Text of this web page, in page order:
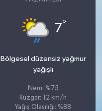
7°
Bölgesel düzensiz yağmur
yağışlı
Nem: %75
Rüzgar: 12 km/h
Yağış Olasılığı: %88